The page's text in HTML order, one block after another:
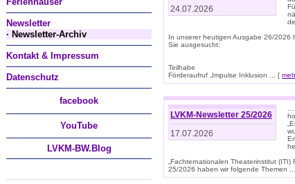
Newsletter
· Newsletter-Archiv
Kontakt & Impressum
Datenschutz
facebook
YouTube
LVKM-BW.Blog
24.07.2026
In unserer heutigen Ausgabe 26/2026
Sie ausgesucht:
Teilhabe
Förderaufruf „Impulse Inklusion ... [
LVKM-Newsletter 25/2026
17.07.2026
„Fachternationalen Theaterinstitut
25/2026 haben wir folgende Themen